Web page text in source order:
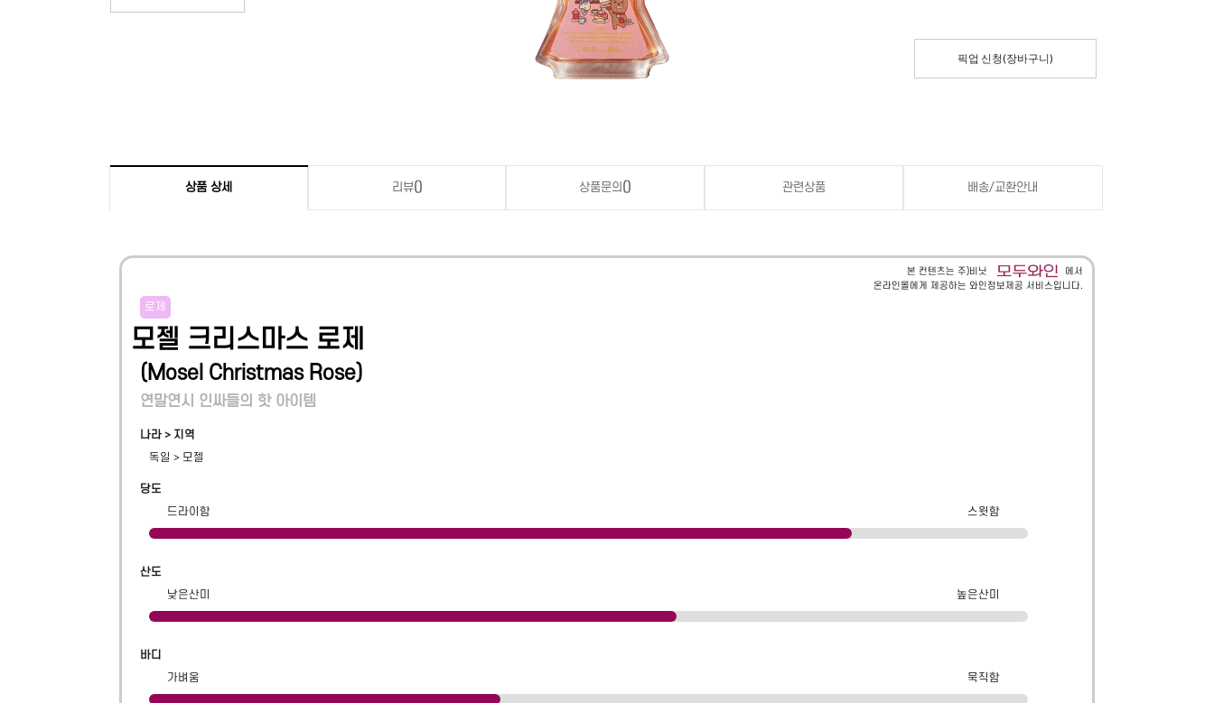
픽업 신청(장바구니)
상품 상세 리뷰() 상품문의 () 관련상품 배송/교환안내
본 컨텐츠는 주)비닛
에서
온라인몰에게 제공하는 와인정보제공 서비스입니다.
로제
모젤 크리스마스 로제
(Mosel Christmas Rose)
연말연시 인싸들의 핫 아이템
나라 > 지역
독일 > 모젤
당도
드라이함
스윗함
산도
낮은산미
높은산미
바디
가벼움
묵직함